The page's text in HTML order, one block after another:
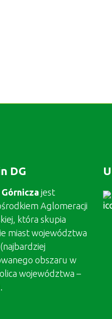
DG
jest
Aglomeracji
która skupia
miast województwa
obszaru w
województwa –